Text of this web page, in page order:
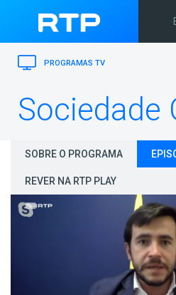
PROGRAMAS TV
Sociedade
SOBRE O PROGRAMA
REVER NA RTP PLAY